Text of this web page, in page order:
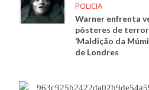
POLICIA
Warner enfrenta
pôsteres de
‘Maldição da
de Londres